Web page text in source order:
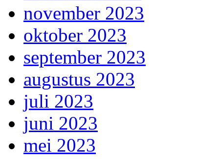
november 2023
oktober 2023
september 2023
augustus 2023
juli 2023
juni 2023
mei 2023